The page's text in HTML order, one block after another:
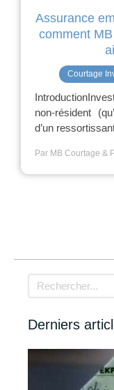
Assurance
comment
Courtage
non-résident
d’un
Par MB Courtage &
Rechercher
Derniers